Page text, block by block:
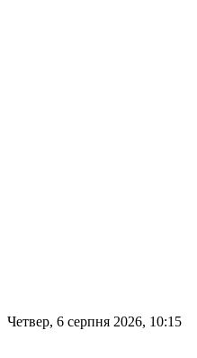
Четвер, 6 серпня 2026, 10:15